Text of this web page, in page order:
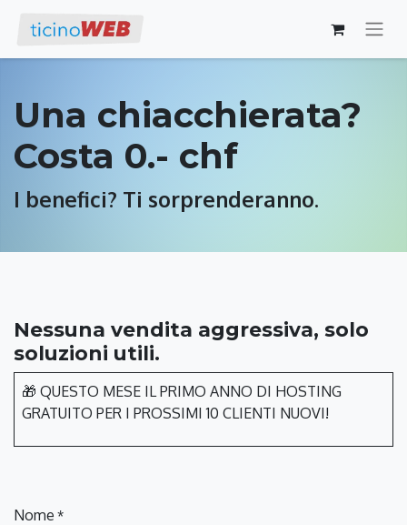
Una chiacchierata?
Costa 0.- chf
I benefici? Ti sorprenderanno.
Nessuna vendita aggressiva, solo
soluzioni utili.
🎁 QUESTO MESE IL PRIMO ANNO DI HOSTING
GRATUITO PER I PROSSIMI 10 CLIENTI NUOVI!
Nome *